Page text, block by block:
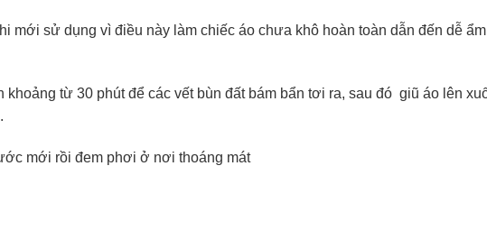
mới sử dụng vì điều này làm chiếc áo chưa khô hoàn toàn dẫn đến dễ ẩm
từ 30 phút để các vết bùn đất bám bẩn tơi ra, sau đó giũ áo lên
mới rồi đem phơi ở nơi thoáng mát